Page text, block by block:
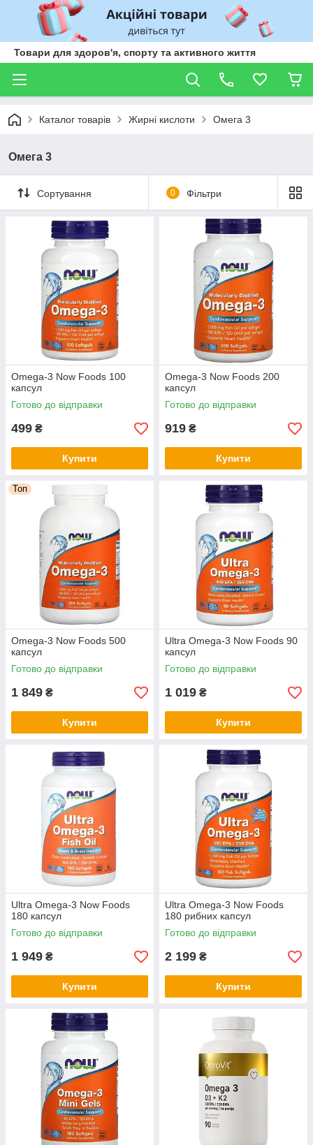
Товари для здоров'я, спорту та активного життя
Каталог товарів Жирні кислоти Омега 3
Омега 3
Сортування 0 Фільтри
Omega-3 Now Foods 100
капсул
Готово до відправки
499 ₴
Купити
Omega-3 Now Foods 200
капсул
Готово до відправки
919 ₴
Купити
Топ
Omega-3 Now Foods 500
капсул
Готово до відправки
1 849 ₴
Купити
Ultra Omega-3 Now Foods 90
капсул
Готово до відправки
1 019 ₴
Купити
Ultra Omega-3 Now Foods
180 капсул
Готово до відправки
1 949 ₴
Купити
Ultra Omega-3 Now Foods
180 рибних капсул
Готово до відправки
2 199 ₴
Купити